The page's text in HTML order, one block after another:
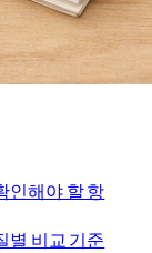
인해야 할 항
별 비교 기준